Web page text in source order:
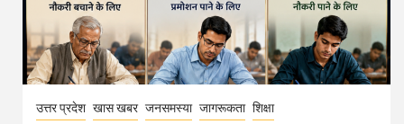
उत्तर प्रदेश खास खबर जनसमस्या जागरूकता शिक्षा